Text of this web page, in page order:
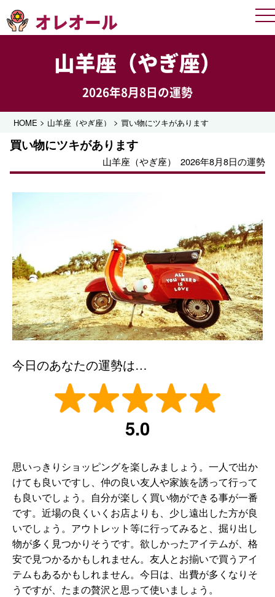
オレオール
山羊座（やぎ座）
2026年8月8日の運勢
HOME > 山羊座（やぎ座） > 買い物にツキがあります
買い物にツキがあります
山羊座（やぎ座） 2026年8月8日の運勢
今日のあなたの運勢は…
5.0
思いっきりショッピングを楽しみましょう。一人で出か
けても良いですし、仲の良い友人や家族を誘って行って
も良いでしょう。自分が楽しく買い物ができる事が一番
です。近場の良くいくお店よりも、少し遠出した方が良
いでしょう。アウトレット等に行ってみると、掘り出し
物が多く見つかりそうです。欲しかったアイテムが、格
安で見つかるかもしれません。友人とお揃いで買うアイ
テムもあるかもしれません。今日は、出費が多くなりそ
うですが、たまの贅沢と思って使いましょう。